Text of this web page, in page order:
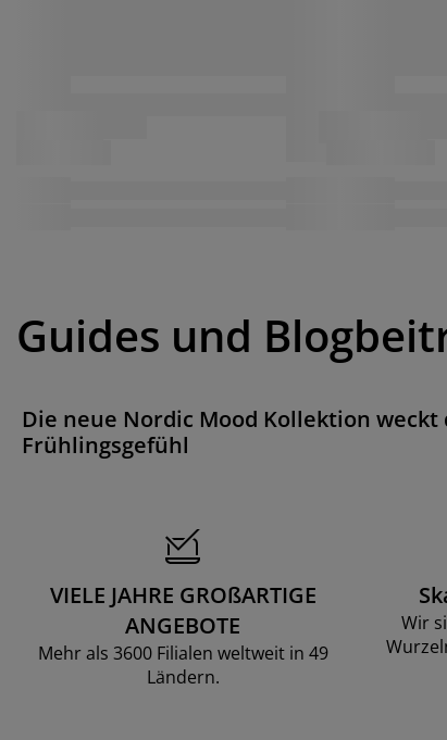
Guides und
Die neue Nordic Mood Kollektion weckt
Frühlingsgefühl
VIELE JAHRE GROßARTIGE
ANGEBOTE
Mehr als 3600 Filialen weltweit in 49
Ländern.
Wir